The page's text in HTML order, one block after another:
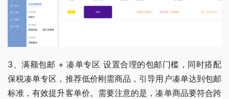
3、满额包邮 + 凑单专区 设置合理的包邮门槛，同时搭配
保税凑单专区，推荐低价刚需商品，引导用户凑单达到包邮
标准，有效提升客单价。需要注意的是，凑单商品要符合跨